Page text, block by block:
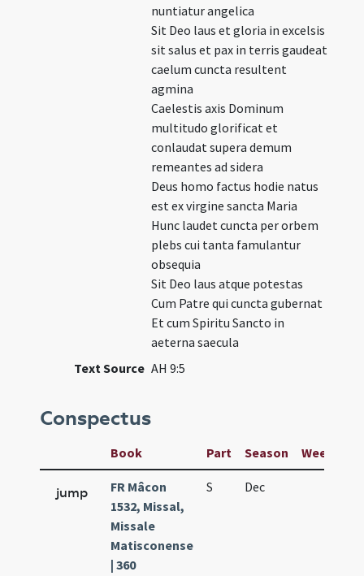
nuntiatur angelica
Sit Deo laus et gloria in excelsis
sit salus et pax in terris gaudeat
caelum cuncta resultent
agmina
Caelestis axis Dominum
multitudo glorificat et
conlaudat supera demum
remeantes ad sidera
Deus homo factus hodie natus
est ex virgine sancta Maria
Hunc laudet cuncta per orbem
plebs cui tanta famulantur
obsequia
Sit Deo laus atque potestas
Cum Patre qui cuncta gubernat
Et cum Spiritu Sancto in
aeterna saecula
Text Source AH 9:5
Conspectus
Book Part Season Week
jump
FR Mâcon
1532, Missal,
Missale
Matisconense
| 360
S Dec